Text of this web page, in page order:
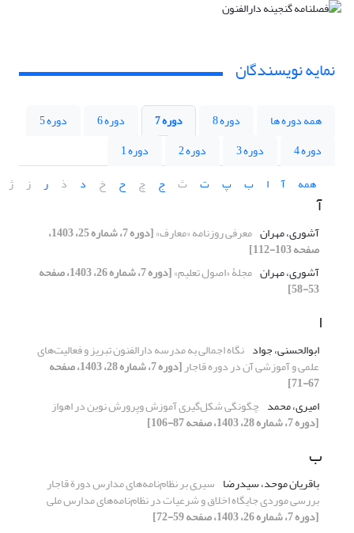
نمایه نویسندگان
همه دوره ها دوره 8 دوره 7 دوره 6
دوره 5
دوره 4
دوره 3 دوره 2
دوره 1
همه
آ ا ب پ ت ث ج چ ح خ د ذ ر ز ژ
آ
آشوری، مهران معرفی روزنامه «معارف» [دوره 7، شماره 25، 1403،
صفحه 103-112]
آشوری، مهران مجلۀ «اصول تعلیم» [دوره 7، شماره 26، 1403، صفحه
53-58]
ا
ابوالحسنی، جواد نگاه اجمالی به مدرسه دارالفنون تبریز و فعالیت‌های
علمی و آموزشی آن در دوره قاجار [دوره 7، شماره 28، 1403، صفحه
67-71]
امیری، محمد چگونگی شکل‌گیری آموزش وپرورش نوین در اهواز
[دوره 7، شماره 28، 1403، صفحه 87-106]
ب
باقریان موحد، سیدرضا سیری بر نظام‌نامه‌های مدارس دورة قاجار
بررسی موردی جایگاه اخلاق و شرعیات در نظام‌نامه‌های مدارس ملی
[دوره 7، شماره 26، 1403، صفحه 59-72]